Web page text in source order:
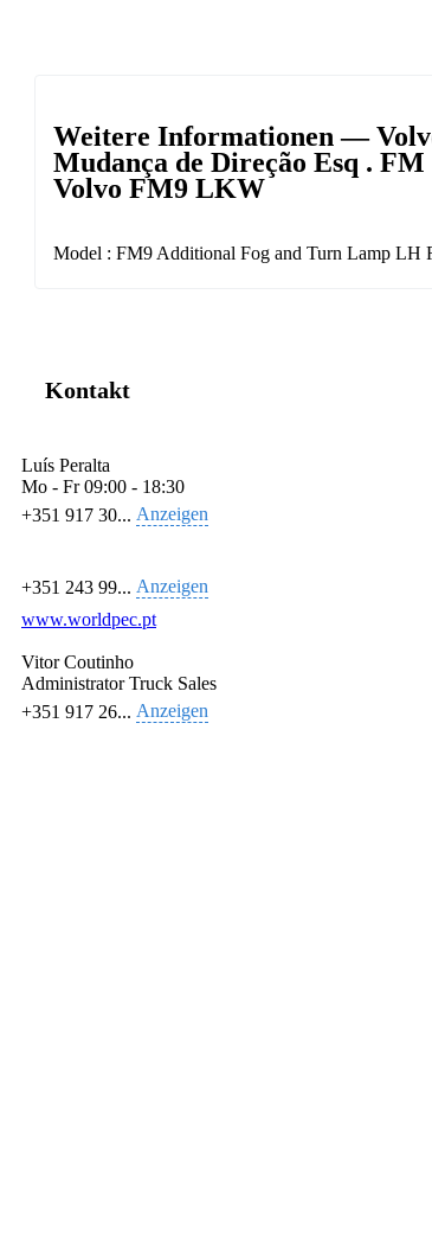
Weitere Informationen —
Mudança de Direção Esq .
Volvo FM9 LKW
Model : FM9 Additional Fog and Turn Lamp LH
Kontakt
Luís Peralta
Mo - Fr09:00 - 18:30
+351 917 30... Anzeigen
+351 243 99... Anzeigen
www.worldpec.pt
Vitor Coutinho
Administrator Truck Sales
+351 917 26... Anzeigen